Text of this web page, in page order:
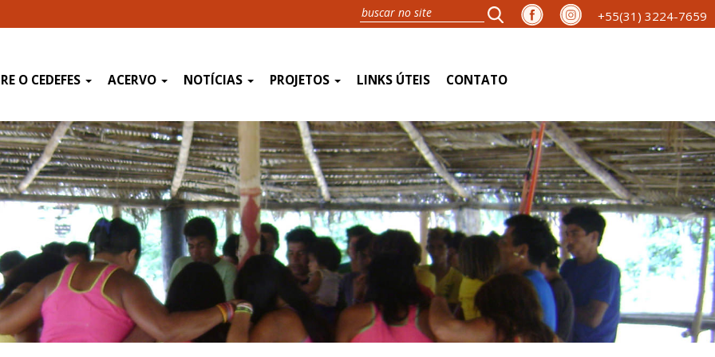
+55(31) 3224-7659
O CEDEFES ACERVO NOTÍCIAS PROJETOS LINKS ÚTEIS CONTATO